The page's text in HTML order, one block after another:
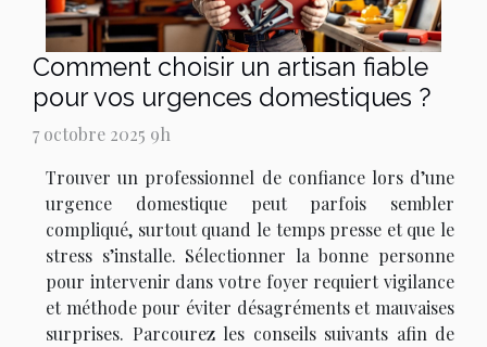
Comment choisir un artisan fiable
pour vos urgences domestiques ?
7 octobre 2025 9h
Trouver un professionnel de confiance lors d’une
urgence domestique peut parfois sembler
compliqué, surtout quand le temps presse et que le
stress s’installe. Sélectionner la bonne personne
pour intervenir dans votre foyer requiert vigilance
et méthode pour éviter désagréments et mauvaises
surprises. Parcourez les conseils suivants afin de